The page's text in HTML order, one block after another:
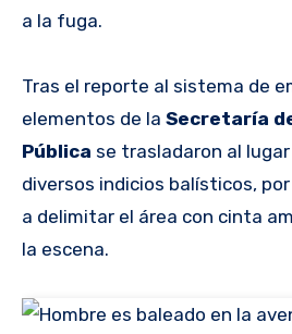
a la fuga.
Tras el reporte al sistema de
elementos de la Secretaría
Pública se trasladaron al
diversos indicios balísticos,
a delimitar el área con cinta
la escena.